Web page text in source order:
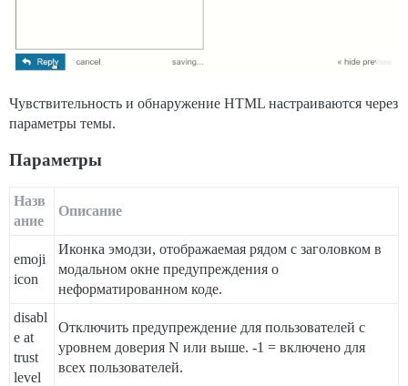
Чувствительность и обнаружение HTML настраиваются через
параметры темы.
Параметры
Назв
ание
Описание
emoji
icon
Иконка эмодзи, отображаемая рядом с заголовком в
модальном окне предупреждения о
неформатированном коде.
disabl
e at
trust
level
Отключить предупреждение для пользователей с
уровнем доверия N или выше. -1 = включено для
всех пользователей.